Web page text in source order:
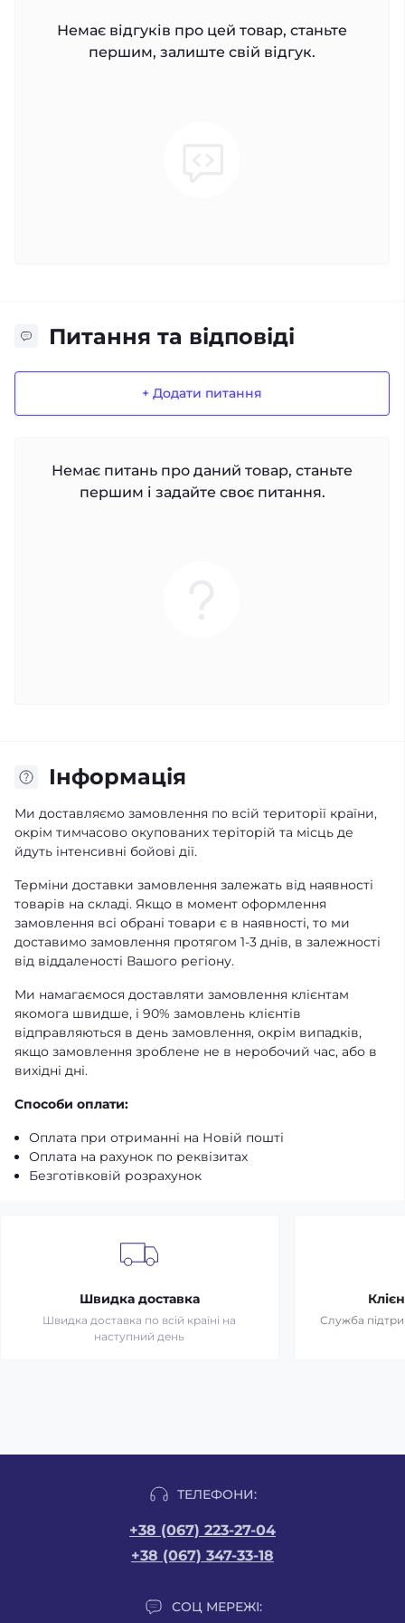
Немає відгуків про цей товар, станьте
першим, залиште свій відгук.
Питання та відповіді
+ Додати питання
Немає питань про даний товар, станьте
першим і задайте своє питання.
Iнформація
Ми доставляємо замовлення по всій території країни,
окрім тимчасово окупованих теріторій та місць де
йдуть інтенсивні бойові дії.
Терміни доставки замовлення залежать від наявності
товарів на складі. Якщо в момент оформлення
замовлення всі обрані товари є в наявності, то ми
доставимо замовлення протягом 1-3 днів, в залежності
від віддаленості Вашого регіону.
Ми намагаємося доставляти замовлення клієнтам
якомога швидше, і 90% замовлень клієнтів
відправляються в день замовлення, окрім випадків,
якщо замовлення зроблене не в неробочий час, або в
вихідні дні.
Способи оплати:
Оплата при отриманні на Новій пошті
Оплата на рахунок по реквізитах
Безготівковій розрахунок
Швидка доставка
Швидка доставка по всій країні на
наступний день
Служба
ТЕЛЕФОНИ:
+38 (067) 223-27-04
+38 (067) 347-33-18
СОЦ МЕРЕЖІ: